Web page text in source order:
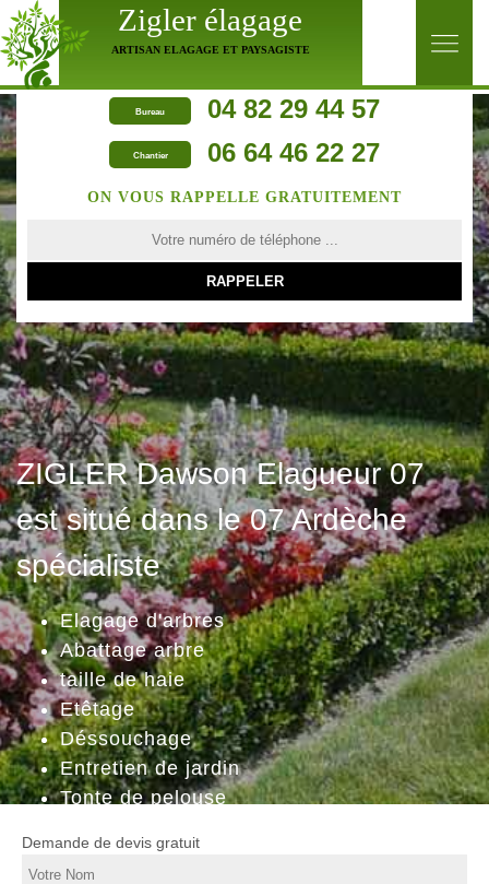
Zigler élagage
ARTISAN ELAGAGE ET PAYSAGISTE
Bureau 04 82 29 44 57
Chantier 06 64 46 22 27
ZIGLER Dawson Elagueur 07
est situé dans le 07 Ardèche
spécialiste
Elagage d'arbres
Abattage arbre
taille de haie
Etêtage
Déssouchage
Entretien de jardin
Tonte de pelouse
ON VOUS RAPPELLE GRATUITEMENT
Demande de devis gratuit